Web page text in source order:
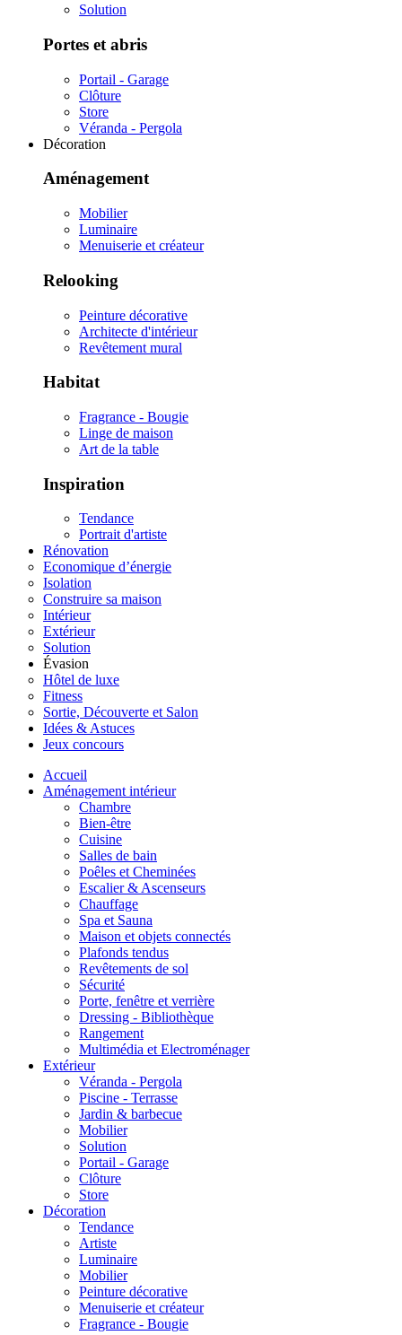
Solution
Portes et abris
Portail - Garage
Clôture
Store
Véranda - Pergola
Décoration
Aménagement
Mobilier
Luminaire
Menuiserie et créateur
Relooking
Peinture décorative
Architecte d'intérieur
Revêtement mural
Habitat
Fragrance - Bougie
Linge de maison
Art de la table
Inspiration
Tendance
Portrait d'artiste
Rénovation
Economique d’énergie
Isolation
Construire sa maison
Intérieur
Extérieur
Solution
Évasion
Hôtel de luxe
Fitness
Sortie, Découverte et Salon
Idées & Astuces
Jeux concours
Accueil
Aménagement intérieur
Chambre
Bien-être
Cuisine
Salles de bain
Poêles et Cheminées
Escalier & Ascenseurs
Chauffage
Spa et Sauna
Maison et objets connectés
Plafonds tendus
Revêtements de sol
Sécurité
Porte, fenêtre et verrière
Dressing - Bibliothèque
Rangement
Multimédia et Electroménager
Extérieur
Véranda - Pergola
Piscine - Terrasse
Jardin & barbecue
Mobilier
Solution
Portail - Garage
Clôture
Store
Décoration
Tendance
Artiste
Luminaire
Mobilier
Peinture décorative
Menuiserie et créateur
Fragrance - Bougie